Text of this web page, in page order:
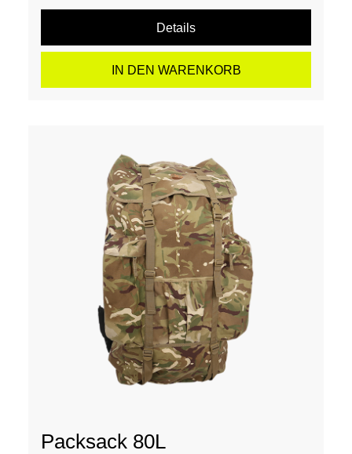
Details
IN DEN WARENKORB
Packsack 80L